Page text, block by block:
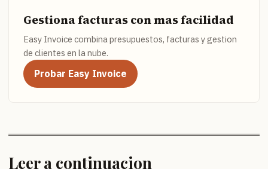
Gestiona facturas con mas facilidad
Easy Invoice combina presupuestos, facturas y gestion
de clientes en la nube.
Probar Easy Invoice
Leer a continuacion